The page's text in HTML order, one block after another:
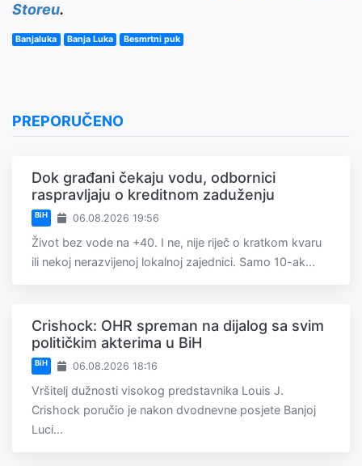
Storeu.
Banjaluka Banja Luka Besmrtni puk
PREPORUČENO
Dok građani čekaju vodu, odbornici
raspravljaju o kreditnom zaduženju
BiH 06.08.2026 19:56
Život bez vode na +40. I ne, nije riječ o kratkom kvaru
ili nekoj nerazvijenoj lokalnoj zajednici. Samo 10-ak...
Crishock: OHR spreman na dijalog sa svim
političkim akterima u BiH
BiH 06.08.2026 18:16
Vršitelj dužnosti visokog predstavnika Louis J.
Crishock poručio je nakon dvodnevne posjete Banjoj
Luci...